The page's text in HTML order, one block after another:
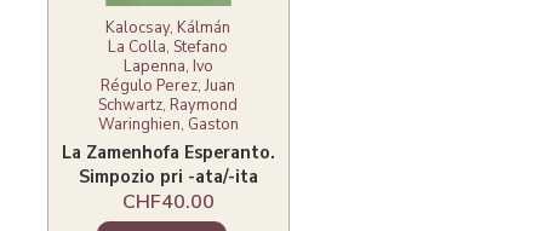
Kalocsay, Kálmán
La Colla, Stefano
Lapenna, Ivo
Régulo Perez, Juan
Schwartz, Raymond
Waringhien, Gaston
La Zamenhofa Esperanto.
Simpozio pri -ata/-ita
CHF40.00